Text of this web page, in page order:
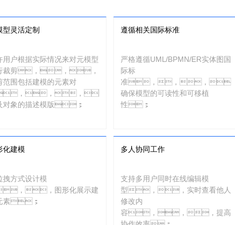
型灵活定制
用户根据实际情况来对元模型
裁剪，，，
范围包括建模的元素对
，，，，
对象的描述模版；
遵循相关国际标准
严格遵循UML/BPMN/ER实体图国
际标
准，，，，
确保模型的可读性和可移植
性；
化建模
拽方式设计模
，，图形化展示建
素；
多人协同工作
支持多用户同时在线编辑模
型，，实时查看他人
修改内
容，，，提高